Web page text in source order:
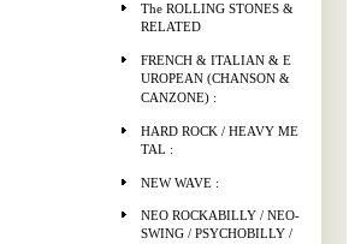
The ROLLING STONES &
RELATED
FRENCH & ITALIAN & E
UROPEAN (CHANSON &
CANZONE) :
HARD ROCK / HEAVY ME
TAL :
NEW WAVE :
NEO ROCKABILLY / NEO-
SWING / PSYCHOBILLY /